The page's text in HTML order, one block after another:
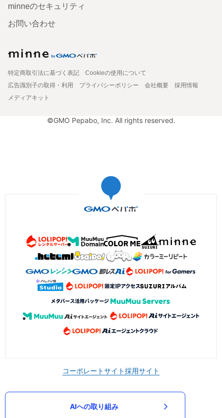
minneのセキュリティ
お問い合わせ
特定商取引法に基づく表記
Cookieの使用について
広告識別子の取得・利用
プライバシーポリシー 会社概要
採用情報
メディアキット
©GMO Pepabo, Inc. All rights reserved.
コーポレートサイト採用サイト
AIへの取り組み